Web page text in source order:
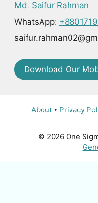
Md. Saifur Rahman
WhatsApp:
Download Our
About• Privacy
© 2026 One